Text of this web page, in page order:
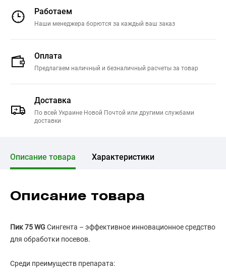
Работаем
Наши менеджера борются за каждый ваш заказ
Оплата
Предлагаем наличный и безналичный расчеты за товар
Доставка
По всей Украине Новой Почтой или другими службами
доставки
Описание товара Характеристики
Описание товара
Пик 75 WG Сингента – эффективное инновационное средство
для обработки посевов.
Среди преимуществ препарата: